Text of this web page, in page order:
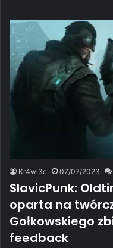
Kr4wi3c 07/07/2023
SlavicPunk:
oparta na
Gołkowskiego
feedback